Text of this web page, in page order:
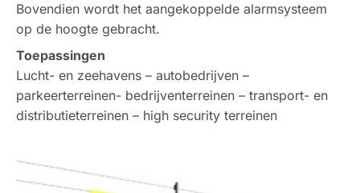
Bovendien wordt het aangekoppelde alarmsysteem
op de hoogte gebracht.
Toepassingen
Lucht- en zeehavens – autobedrijven –
parkeerterreinen- bedrijventerreinen – transport- en
distributieterreinen – high security terreinen